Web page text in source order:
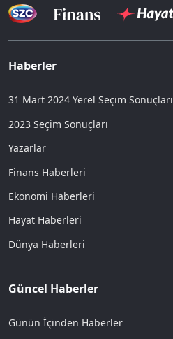
Haberler
31 Mart 2024 Yerel Seçim Sonuçları
2023 Seçim Sonuçları
Yazarlar
Finans Haberleri
Ekonomi Haberleri
Hayat Haberleri
Dünya Haberleri
Güncel Haberler
Günün İçinden Haberler